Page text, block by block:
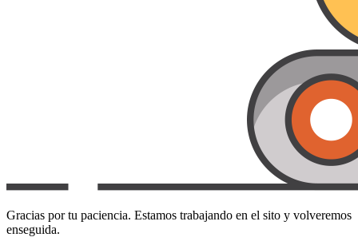
Gracias por tu paciencia. Estamos trabajando en el sito y volveremos
enseguida.